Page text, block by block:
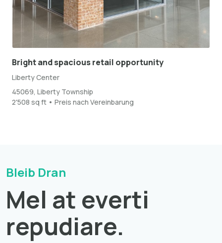
Bright and spacious retail opportunity
Liberty Center
45069, Liberty Township
2'508 sq ft • Preis nach Vereinbarung
Bleib Dran
Mel at everti
repudiare.